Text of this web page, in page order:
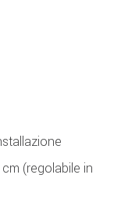
(regolabile in